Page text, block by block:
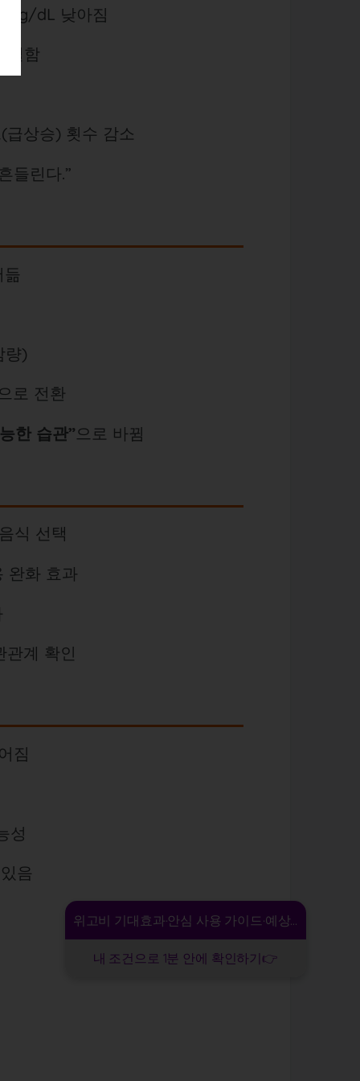
dL 낮아짐
덜함
급상승) 횟수 감소
들린다.”
량)
로 전환
한 습관”으로 바뀜
식 선택
완화 효과
관계 확인
짐
성
음
위고비 기대효과·안심 사용 가이드·예상 비용
내 조건으로 1분 안에 확인하기👉